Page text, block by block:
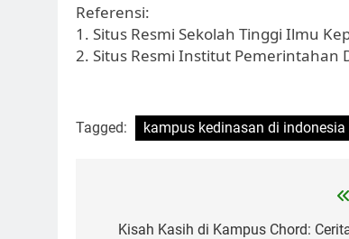
Referensi:
1. Situs Resmi Sekolah Tinggi Ilmu
2. Situs Resmi Institut Pemerintahan
Tagged: kampus kedinasan di indonesia
Kisah Kasih di Kampus Chord: